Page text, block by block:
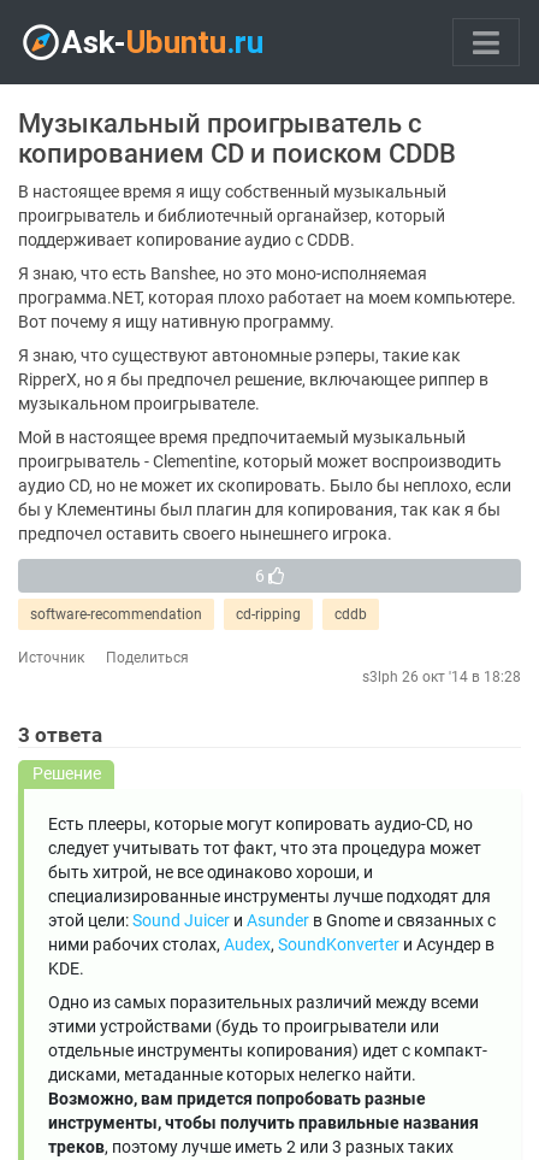
Музыкальный проигрыватель с
копированием CD и поиском CDDB
В настоящее время я ищу собственный музыкальный
проигрыватель и библиотечный органайзер, который
поддерживает копирование аудио с CDDB.
Я знаю, что есть Banshee, но это моно-исполняемая
программа.NET, которая плохо работает на моем компьютере.
Вот почему я ищу нативную программу.
Я знаю, что существуют автономные рэперы, такие как
RipperX, но я бы предпочел решение, включающее риппер в
музыкальном проигрывателе.
Мой в настоящее время предпочитаемый музыкальный
проигрыватель - Clementine, который может воспроизводить
аудио CD, но не может их скопировать. Было бы неплохо, если
бы у Клементины был плагин для копирования, так как я бы
предпочел оставить своего нынешнего игрока.
6
software-recommendation cd-ripping cddb
Источник
Поделиться
s3lph 26 окт '14 в 18:28
3 ответа
Решение
Есть плееры, которые могут копировать аудио-CD, но
следует учитывать тот факт, что эта процедура может
быть хитрой, не все одинаково хороши, и
специализированные инструменты лучше подходят для
этой цели:Sound Juicer и Asunder в Gnome и связанных с
ними рабочих столах, Audex, SoundKonverter и Асундер в
KDE.
Одно из самых поразительных различий между всеми
этими устройствами (будь то проигрыватели или
отдельные инструменты копирования) идет с компакт-
дисками, метаданные которых нелегко найти.
Возможно, вам придется попробовать разные
инструменты, чтобы получить правильные названия
треков, поэтому лучше иметь 2 или 3 разных таких